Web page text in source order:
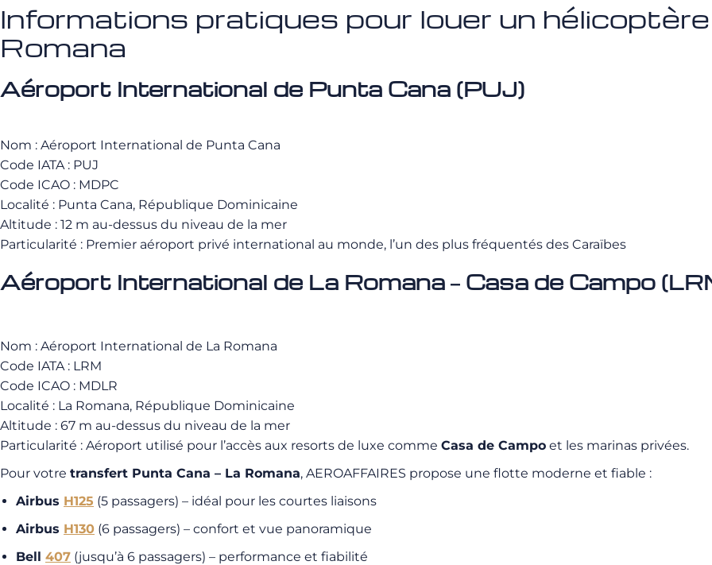
Informations pratiques pour louer un
Romana
Aéroport International de Punta Cana (PUJ)
Nom : Aéroport International de Punta Cana
Code IATA : PUJ
Code ICAO : MDPC
Localité : Punta Cana, République Dominicaine
Altitude : 12 m au-dessus du niveau de la mer
Particularité : Premier aéroport privé international au monde, l’un des plus fréquentés des Caraïbes
Aéroport International de La Romana – Casa de Campo
Nom : Aéroport International de La Romana
Code IATA : LRM
Code ICAO : MDLR
Localité : La Romana, République Dominicaine
Altitude : 67 m au-dessus du niveau de la mer
Particularité : Aéroport utilisé pour l’accès aux resorts de luxe comme Casa de Campo et les marinas privées.
Pour votre transfert Punta Cana – La Romana, AEROAFFAIRES propose une flotte moderne et fiable :
Airbus H125 (5 passagers) – idéal pour les courtes liaisons
Airbus H130 (6 passagers) – confort et vue panoramique
Bell 407 (jusqu’à 6 passagers) – performance et fiabilité